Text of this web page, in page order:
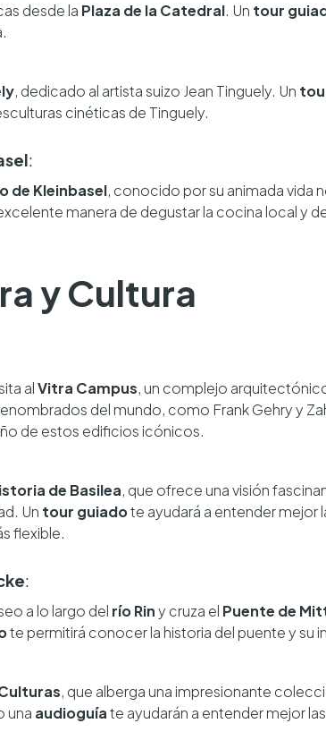
desde la Plaza de la Catedral. Un tour
, dedicado al artista suizo Jean Tinguely. Un
cinéticas de Tinguely.
:
de Kleinbasel, conocido por su animada vida
manera de degustar la cocina local y
y Cultura
alVitra Campus, un complejo
del mundo, como Frank Gehry y
de estos edificios icónicos.
de Basilea, que ofrece una visión
Un tour guiadote ayudará a entender mejor
flexible.
:
a lo largo del río Riny cruza el Puente de
te permitirá conocer la historia del puente y su
, que alberga una impresionante
una audioguíate ayudarán a entender mejor